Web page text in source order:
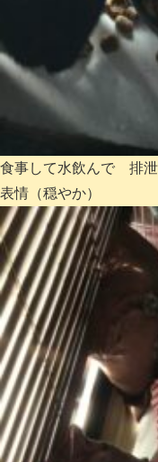
食事して水飲んで 排泄
表情（穏やか）